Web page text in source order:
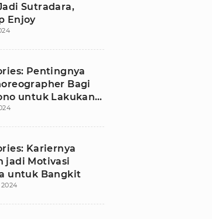
Sutradara,
Enjoy
Pentingnya
Bagi
untuk Lakukan
Kariernya
jadi Motivasi
untuk Bangkit